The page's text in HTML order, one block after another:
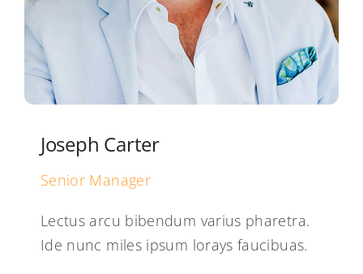
Joseph Carter
Senior Manager
Lectus arcu bibendum varius pharetra.
Ide nunc miles ipsum lorays faucibuas.